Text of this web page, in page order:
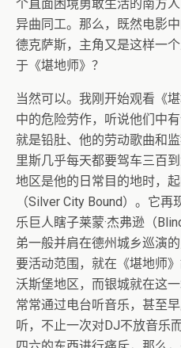
个直面困境勇敢生活的南方
异曲同工。那么，既然电影
德克萨斯，主角又是这样一
于《堪地师》？
当然可以。我刚开始观看《
中的危险劳作，听说他们中
就是铅肚、他的劳动歌曲和
里斯几乎每天都要驾车三百
地区是他的日常目的地时，
（Silver City Bound）。它
乐巨人瞎子莱蒙·杰弗逊（
弟一般并肩在德州城乡巡演
要活动范围，就在《堪地师
沃斯堡地区，而银城就在这
常常通过电台听音乐，甚至
听，不止一次对DJ不放音乐